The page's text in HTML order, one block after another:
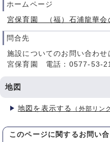
ホームページ
宮保育園 （福）石浦龍華会
問合先
施設についてのお問い合わせ
宮保育園 電話：0577-53-
地図
地図を表示する （外部リン
このページに関する お問い